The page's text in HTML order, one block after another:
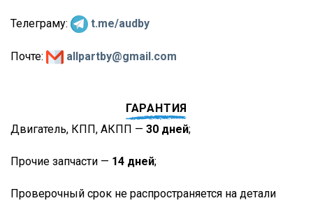
Телеграму: t.me/audby
Почте: allpartby@gmail.com
ГАРАНТИЯ
Двигатель, КПП, АКПП — 30 дней;
Прочие запчасти — 14 дней;
Проверочный срок не распространяется на детали